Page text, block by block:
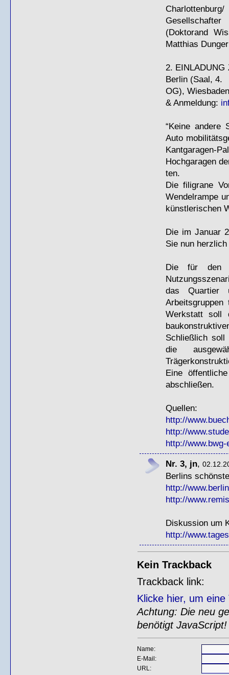
(Doktorand
Matthias
2. EINLADUNG
Berlin (Saal, 4.
OG),
& Anmeldung:
“Keine andere
Auto­
Kantgaragen-
Hochgaragen
ten.
Die filigrane
Wendelrampe
künstlerischen
Die im Januar
Sie nun
Die für den
das Quartier
Werkstatt soll
Schließlich soll
die
Eine
abschließen.
Quellen:
http://
http://
http://
Nr. 3, jn,
Berlins
http://
http://
Diskussion um
http://
Kein Trackback
Trackback link:
Klicke hier, um
Achtung: Die neu
benötigt JavaScript!
Name:
E-Mail:
URL: